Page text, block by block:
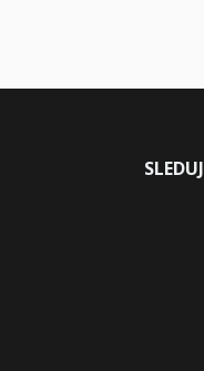
SLEDUJ